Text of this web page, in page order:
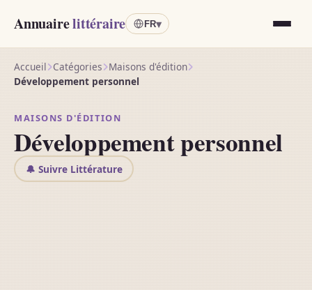
Annuairelittéraire FR▾
Accueil Catégories Maisons d'édition
Développement personnel
MAISONS D'ÉDITION
Développement personnel
🔔 Suivre Littérature